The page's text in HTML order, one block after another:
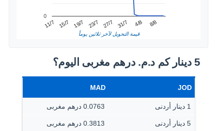
11/7 15/7 19/7 23/7 27/7 31/7 4/8 8/8
0
قيمة التحويل لآخر ثلاثين يوماً
5 دينار كم د.م.‏ درهم مغربى اليوم؟
JOD
MAD
1 دينار أردنى 0.0763 درهم مغربى
5 دينار أردنى 0.3813 درهم مغربى